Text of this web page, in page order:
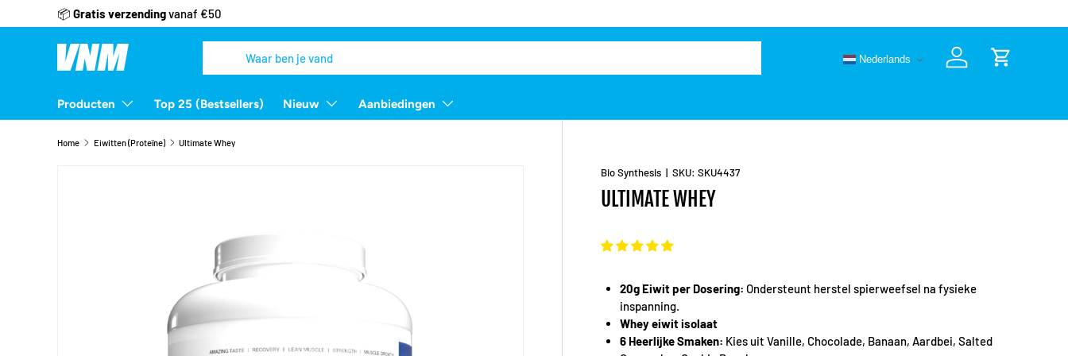
Ga naar inhoud
📦 Gratis verzendingvanaf €50
Zoeken
Inloggen
Nederlands
Producten Top 25 (Bestsellers) Nieuw Aanbiedingen
Home Eiwitten (Proteïne) Ultimate Whey
Bio Synthesis | SKU: SKU4437
ULTIMATE WHEY
20g Eiwit per Dosering: Ondersteunt herstel spierweefsel na fysieke
inspanning.
Whey eiwit isolaat
6 Heerlijke Smaken: Kies uit Vanille, Chocolade, Banaan, Aardbei, Salted